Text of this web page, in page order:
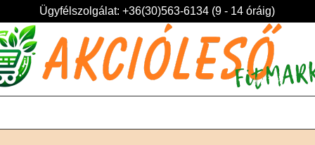
Ügyfélszolgálat: +36(30)563-6134 (9 - 14 óráig)